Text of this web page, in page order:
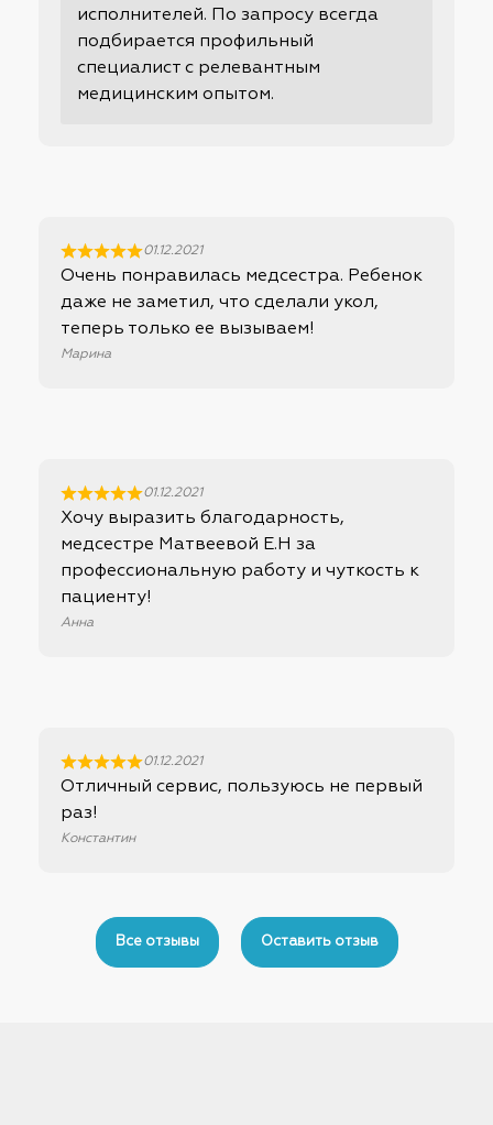
исполнителей. По запросу всегда
подбирается профильный
специалист с релевантным
медицинским опытом.
01.12.2021
Очень понравилась медсестра. Ребенок
даже не заметил, что сделали укол,
теперь только ее вызываем!
Марина
01.12.2021
Хочу выразить благодарность,
медсестре Матвеевой Е.Н за
профессиональную работу и чуткость к
пациенту!
Анна
01.12.2021
Отличный сервис, пользуюсь не первый
раз!
Константин
Все отзывы Оставить отзыв